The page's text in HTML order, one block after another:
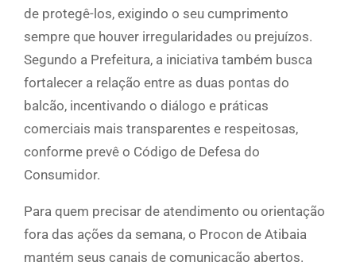
de protegê-los, exigindo o seu cumprimento
sempre que houver irregularidades ou prejuízos.
Segundo a Prefeitura, a iniciativa também busca
fortalecer a relação entre as duas pontas do
balcão, incentivando o diálogo e práticas
comerciais mais transparentes e respeitosas,
conforme prevê o Código de Defesa do
Consumidor.
Para quem precisar de atendimento ou orientação
fora das ações da semana, o Procon de Atibaia
mantém seus canais de comunicação abertos.